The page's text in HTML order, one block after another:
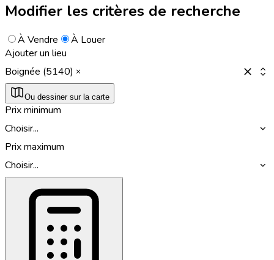
Modifier les critères de recherche
À Vendre
À Louer
Ajouter un lieu
Boignée (5140)
Ou dessiner sur la carte
Prix minimum
Choisir...
Prix maximum
Choisir...